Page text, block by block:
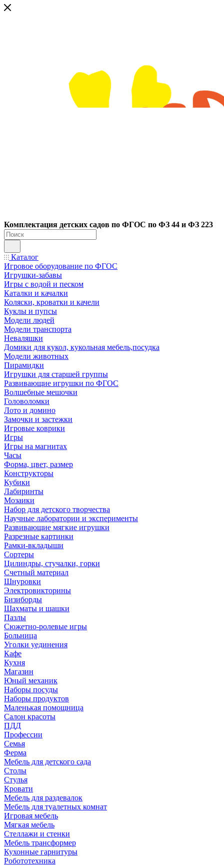
Комплектация детских садов по ФГОC по ФЗ 44 и ФЗ 223
Каталог
Игровое оборудование по ФГОС
Игрушки-забавы
Игры с водой и песком
Каталки и качалки
Коляски, кроватки и качели
Куклы и пупсы
Модели людей
Модели транспорта
Неваляшки
Домики для кукол, кукольная мебель,посудка
Модели животных
Пирамидки
Игрушки для старшей группы
Развивающие игрушки по ФГОС
Волшебные мешочки
Головоломки
Лото и домино
Замочки и застежки
Игровые коврики
Игры
Игры на магнитах
Часы
Форма, цвет, размер
Конструкторы
Кубики
Лабиринты
Мозаики
Набор для детского творчества
Научные лаборатории и эксперименты
Развивающие мягкие игрушки
Разрезные картинки
Рамки-вкладыши
Сортеры
Цилиндры, стучалки, горки
Счетный материал
Шнуровки
Электровикторины
Бизиборды
Шахматы и шашки
Пазлы
Сюжетно-ролевые игры
Больница
Уголки уединения
Кафе
Кухня
Магазин
Юный механик
Наборы посуды
Наборы продуктов
Маленькая помощница
Салон красоты
ПДД
Профессии
Семья
Ферма
Мебель для детского сада
Столы
Cтулья
Кровати
Мебель для раздевалок
Мебель для туалетных комнат
Игровая мебель
Мягкая мебель
Стеллажи и стенки
Мебель трансформер
Кухонные гарнитуры
Робототехника